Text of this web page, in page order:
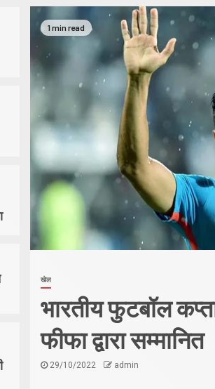
1 min read
खेल
भारतीय फुटबॉल
फीफा द्वारा सम्मानित
29/10/2022 admin